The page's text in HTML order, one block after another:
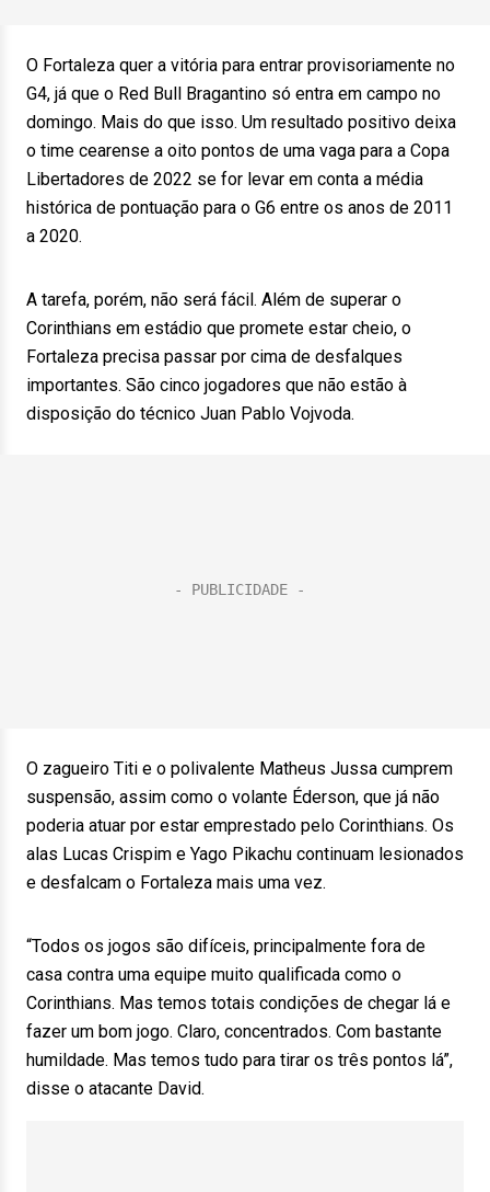
O Fortaleza quer a vitória para entrar provisoriamente no
G4, já que o Red Bull Bragantino só entra em campo no
domingo. Mais do que isso. Um resultado positivo deixa
o time cearense a oito pontos de uma vaga para a Copa
Libertadores de 2022 se for levar em conta a média
histórica de pontuação para o G6 entre os anos de 2011
a 2020.
A tarefa, porém, não será fácil. Além de superar o
Corinthians em estádio que promete estar cheio, o
Fortaleza precisa passar por cima de desfalques
importantes. São cinco jogadores que não estão à
disposição do técnico Juan Pablo Vojvoda.
O zagueiro Titi e o polivalente Matheus Jussa cumprem
suspensão, assim como o volante Éderson, que já não
poderia atuar por estar emprestado pelo Corinthians. Os
alas Lucas Crispim e Yago Pikachu continuam lesionados
e desfalcam o Fortaleza mais uma vez.
“Todos os jogos são difíceis, principalmente fora de
casa contra uma equipe muito qualificada como o
Corinthians. Mas temos totais condições de chegar lá e
fazer um bom jogo. Claro, concentrados. Com bastante
humildade. Mas temos tudo para tirar os três pontos lá”,
disse o atacante David.